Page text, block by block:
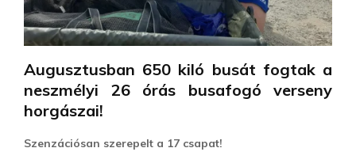
Augusztusban 650 kiló busát fogtak a
neszmélyi 26 órás busafogó verseny
horgászai!
Szenzációsan szerepelt a 17 csapat!